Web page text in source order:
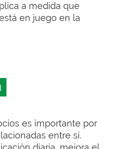
a medida que
en juego en la
es importante por
entre sí.